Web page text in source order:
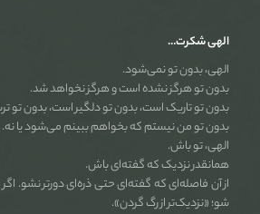
الهی شکرت…
الهی، بدون تو نمی‌شود.
بدون تو هرگز نشده است و هرگز نخواهد شد.
بدون تو تاریک است، بدون تو دلگیر است، بدون تو
بدون تو من نیستم که بخواهم ببینم می‌شود یا نه.
الهی، تو باش.
همانقدر نزدیک که گفته‌ای باش.
از آن فاصله‌ای که گفته‌ای حتی ذره‌ای دورتر نشو.
شو؛ «نزدیک‌تر از رگ گردن».